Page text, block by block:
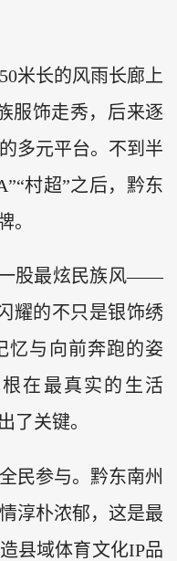
米长的风雨长廊上
服饰走秀，后来逐
多元平台。不到半
村超”之后，黔东
。
一股最炫民族风——
耀的不只是银饰绣
忆与向前奔跑的姿
在最真实的生活
了关键。
民参与。黔东南州
淳朴浓郁，这是最
县域体育文化IP品